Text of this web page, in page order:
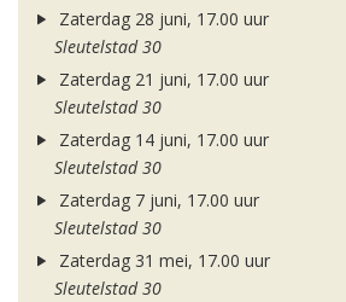
Zaterdag 28 juni, 17.00 uur
Sleutelstad 30
Zaterdag 21 juni, 17.00 uur
Sleutelstad 30
Zaterdag 14 juni, 17.00 uur
Sleutelstad 30
Zaterdag 7 juni, 17.00 uur
Sleutelstad 30
Zaterdag 31 mei, 17.00 uur
Sleutelstad 30